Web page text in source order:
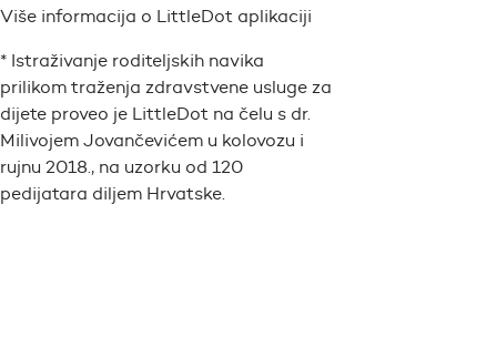
Više informacija o LittleDot aplikaciji
* Istraživanje roditeljskih navika
prilikom traženja zdravstvene usluge za
dijete proveo je LittleDot na čelu s dr.
Milivojem Jovančevićem u kolovozu i
rujnu 2018., na uzorku od 120
pedijatara diljem Hrvatske.